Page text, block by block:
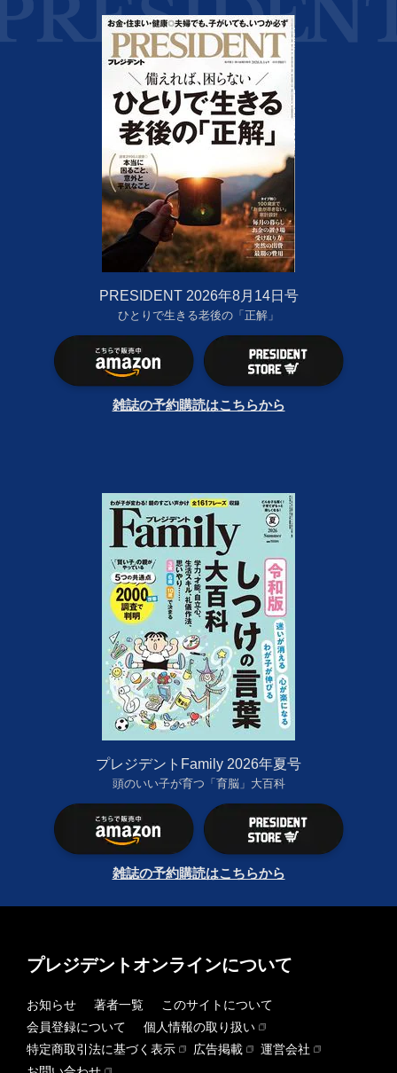
PRESIDENT 2026年8月14日号
ひとりで生きる老後の「正解」
雑誌の予約購読はこちらから
プレジデントFamily 2026年夏号
頭のいい子が育つ「育脳」大百科
雑誌の予約購読はこちらから
プレジデントオンラインについて
お知らせ 著者一覧
このサイトについて
会員登録について
個人情報の取り扱い
特定商取引法に基づく表示
広告掲載
運営会社